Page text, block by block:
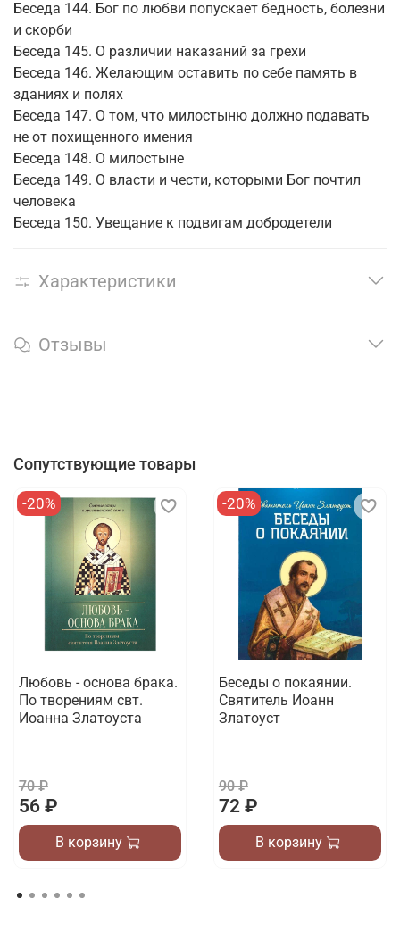
Беседа 144. Бог по любви попускает бедность, болезни
и скорби
Беседа 145. О различии наказаний за грехи
Беседа 146. Желающим оставить по себе память в
зданиях и полях
Беседа 147. О том, что милостыню должно подавать
не от похищенного имения
Беседа 148. О милостыне
Беседа 149. О власти и чести, которыми Бог почтил
человека
Беседа 150. Увещание к подвигам добродетели
Характеристики
Отзывы
Сопутствующие товары
-20%
Любовь - основа брака.
По творениям свт.
Иоанна Златоуста
70 ₽
56 ₽
В корзину
-20%
Беседы о покаянии.
Святитель Иоанн
Златоуст
90 ₽
72 ₽
В корзину